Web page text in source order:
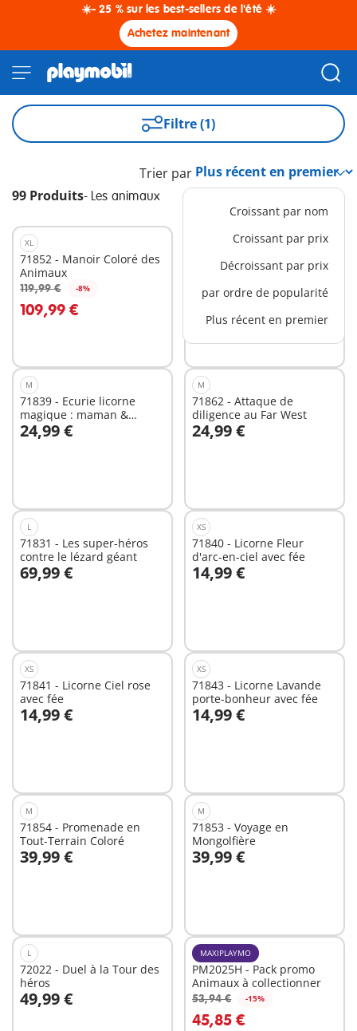
☀️- 25 % sur les best-sellers de l'été ☀️
Achetez maintenant
Filtre (1)
99 Produits- Les animaux
Trier par
Croissant par nom
Croissant par prix
Décroissant par prix
par ordre de popularité
Plus récent en premier
XL
71852 - Manoir Coloré des
Animaux
119,99 € -8%
109,99 €
Au panier
71951 - Petite aventure en
9,99 € -25%
7,49 €
Au panier
M
71839 - Ecurie licorne
magique : maman &
poulain
24,99 €
Au panier
M
71862 - Attaque de
diligence au Far West
24,99 €
Au panier
L
71831 - Les super-héros
contre le lézard géant
69,99 €
Au panier
XS
71840 - Licorne Fleur
d'arc-en-ciel avec fée
14,99 €
Au panier
XS
71841 - Licorne Ciel rose
avec fée
14,99 €
Au panier
XS
71843 - Licorne Lavande
porte-bonheur avec fée
14,99 €
Au panier
M
71854 - Promenade en
Tout-Terrain Coloré
39,99 €
Au panier
M
71853 - Voyage en
Mongolfière
39,99 €
Au panier
L
72022 - Duel à la Tour des
héros
49,99 €
Au panier
MAXIPLAYMO
PM2025H - Pack promo
Animaux à collectionner
53,94 € -15%
45,85 €
Au panier